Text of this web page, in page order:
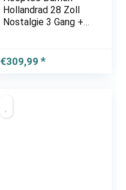
Hollandrad 28 Zoll
Nostalgie 3 Gang +
€309,99